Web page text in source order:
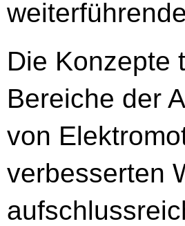
Die Konzepte
Bereiche der
von
verbesserten